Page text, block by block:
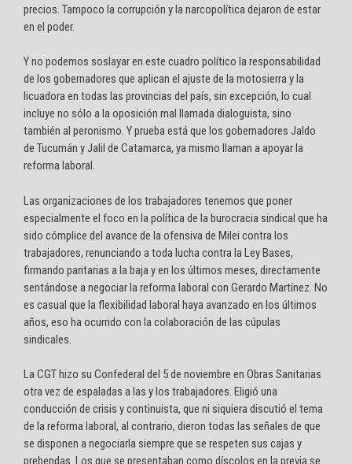
precios. Tampoco la corrupción y la narcopolítica dejaron de estar
en el poder.
Y no podemos soslayar en este cuadro político la responsabilidad
de los gobernadores que aplican el ajuste de la motosierra y la
licuadora en todas las provincias del país, sin excepción, lo cual
incluye no sólo a la oposición mal llamada dialoguista, sino
también al peronismo. Y prueba está que los gobernadores Jaldo
de Tucumán y Jalil de Catamarca, ya mismo llaman a apoyar la
reforma laboral.
Las organizaciones de los trabajadores tenemos que poner
especialmente el foco en la política de la burocracia sindical que ha
sido cómplice del avance de la ofensiva de Milei contra los
trabajadores, renunciando a toda lucha contra la Ley Bases,
firmando paritarias a la baja y en los últimos meses, directamente
sentándose a negociar la reforma laboral con Gerardo Martínez. No
es casual que la flexibilidad laboral haya avanzado en los últimos
años, eso ha ocurrido con la colaboración de las cúpulas
sindicales.
La CGT hizo su Confederal del 5 de noviembre en Obras Sanitarias
otra vez de espaladas a las y los trabajadores. Eligió una
conducción de crisis y continuista, que ni siquiera discutió el tema
de la reforma laboral, al contrario, dieron todas las señales de que
se disponen a negociarla siempre que se respeten sus cajas y
prebendas. Los que se presentaban como díscolos en la previa se